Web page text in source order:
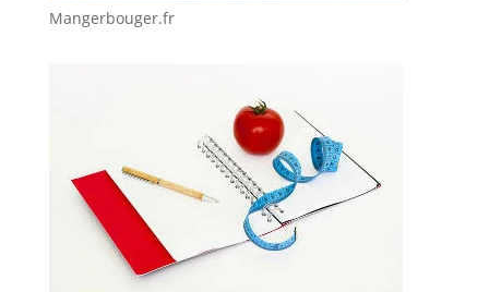
Mangerbouger.fr